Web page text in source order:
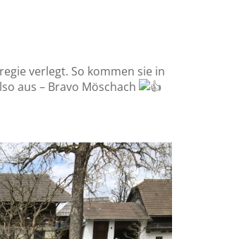
verlegt. So kommen sie in
aus – Bravo Möschach